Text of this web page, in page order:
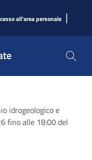
all'area personale |
idrogeologico e
fino alle 18:00 del